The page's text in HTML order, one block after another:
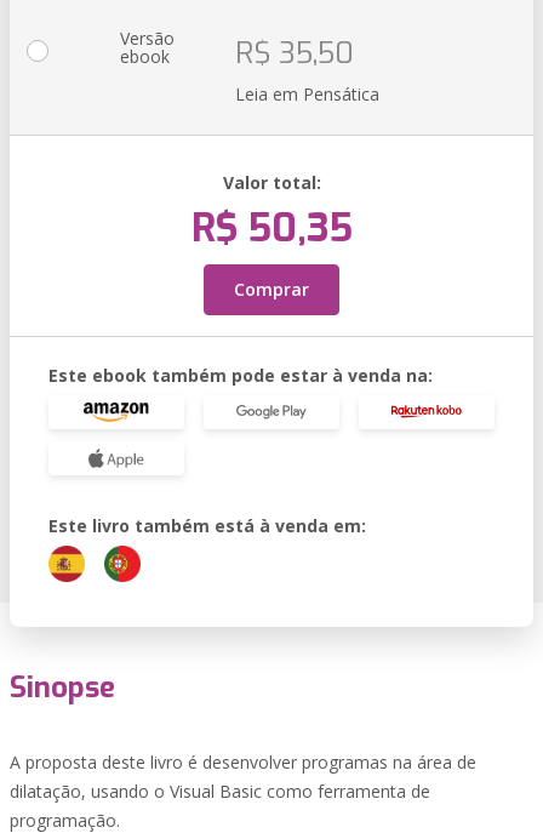
Versão
ebook R$ 35,50
Leia em Pensática
Valor total:
R$ 50,35
Comprar
Este ebook também pode estar à venda na:
Este livro também está à venda em:
Sinopse
A proposta deste livro é desenvolver programas na área de
dilatação, usando o Visual Basic como ferramenta de
programação.